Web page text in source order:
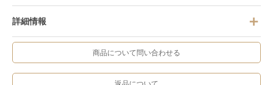
詳細情報
商品について問い合わせる